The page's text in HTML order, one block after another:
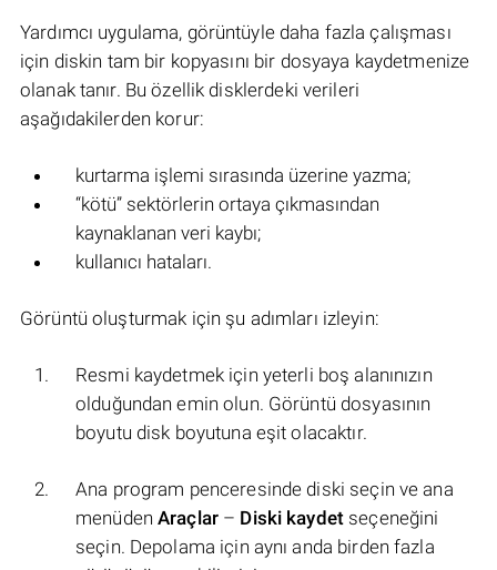
Yardımcı uygulama, görüntüyle daha fazla çalışması
için diskin tam bir kopyasını bir dosyaya kaydetmenize
olanak tanır. Bu özellik disklerdeki verileri
aşağıdakilerden korur:
kurtarma işlemi sırasında üzerine yazma;
“kötü” sektörlerin ortaya çıkmasından
kaynaklanan veri kaybı;
kullanıcı hataları.
Görüntü oluşturmak için şu adımları izleyin:
Resmi kaydetmek için yeterli boş alanınızın
olduğundan emin olun. Görüntü dosyasının
boyutu disk boyutuna eşit olacaktır.
Ana program penceresinde diski seçin ve ana
menüdenAraçlar – Diski kaydet seçeneğini
seçin. Depolama için aynı anda birden fazla